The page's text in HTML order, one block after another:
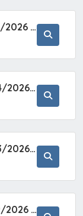
PREGÃO ELETRÔNICO Nº 021/2026 - AQUISIÇÃO DE CONTENTORES E CARRINHOS, DESTINADOS A COLETIVA E MANEJO DE RESÍDUOS SÓLIDOS, ATRAVÉS DO SISTEMA DE REGISTRO DE PREÇOS (SRP)
PREGÃO ELETRÔNICO Nº 024/2026 - AQUISIÇÃO DE GÁS MEDICINAL TIPO OXIGÊNIO (1,00 M3, 3,00 M3 E 10,00 M3), EM ATENDIMENTO À SECRETARIA MUNICIPAL DE SAÚDE, ATRAVÉS DO SISTEMA DE REGISTRO DE PREÇOS (SRP)
PREGÃO ELETRÔNICO Nº 023/2026 - AQUISIÇÃO DE ENXOVAL INFANTIL, EM ATENDIMENTO À SECRETARIA MUNICIPAL DE EDUCAÇÃO, ATRAVÉS DO SISTEMA DE REGISTRO DE PREÇOS (SRP).
PREGÃO ELETRÔNICO Nº 019/2026 - CONTRATAÇÃO DE EMPRESA ESPECIALIZADA PARA A PRESTAÇÃO DE SERVIÇOS VETERINÁRIOS CLÍNICOS E CIRÚRGICOS, COM FOCO EM AÇÕES DE SAÚDE PÚBLICA, BEM-ESTAR ANIMAL E CONTROLE POPULACIONAL ÉTICO DE CÃES E GATOS, EM ATENDIMENTO À